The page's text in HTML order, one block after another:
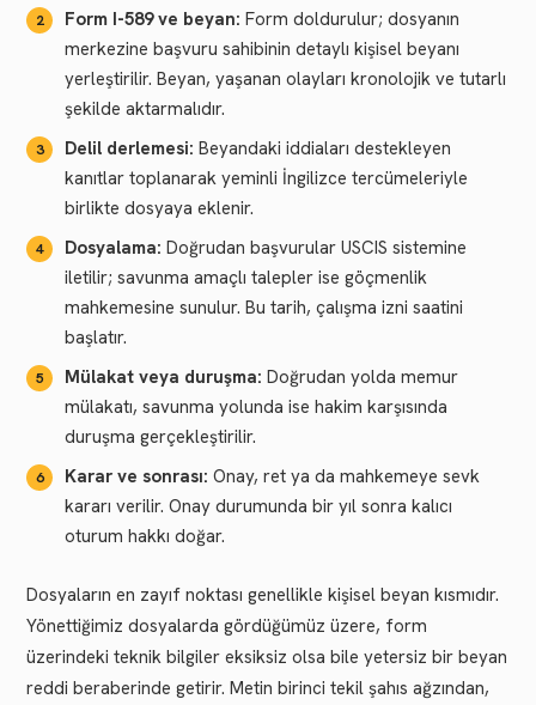
Form I-589 ve beyan: Form doldurulur; dosyanın
merkezine başvuru sahibinin detaylı kişisel beyanı
yerleştirilir. Beyan, yaşanan olayları kronolojik ve tutarlı
şekilde aktarmalıdır.
Delil derlemesi: Beyandaki iddiaları destekleyen
kanıtlar toplanarak yeminli İngilizce tercümeleriyle
birlikte dosyaya eklenir.
Dosyalama: Doğrudan başvurular USCIS sistemine
iletilir; savunma amaçlı talepler ise göçmenlik
mahkemesine sunulur. Bu tarih, çalışma izni saatini
başlatır.
Mülakat veya duruşma: Doğrudan yolda memur
mülakatı, savunma yolunda ise hakim karşısında
duruşma gerçekleştirilir.
Karar ve sonrası: Onay, ret ya da mahkemeye sevk
kararı verilir. Onay durumunda bir yıl sonra kalıcı
oturum hakkı doğar.
Dosyaların en zayıf noktası genellikle kişisel beyan kısmıdır.
Yönettiğimiz dosyalarda gördüğümüz üzere, form
üzerindeki teknik bilgiler eksiksiz olsa bile yetersiz bir beyan
reddi beraberinde getirir. Metin birinci tekil şahıs ağzından,